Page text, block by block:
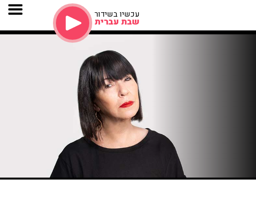
עכשיו בשידור
שבת עברית